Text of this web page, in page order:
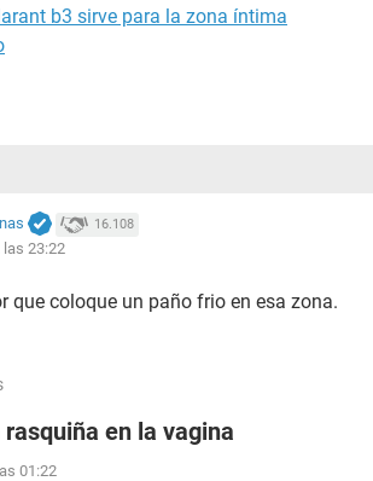
b3 sirve para la zona íntima
16.108
las 23:22
que coloque un paño frio en esa zona.
en la vagina
01:22